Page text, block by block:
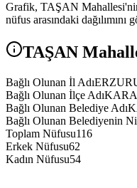
Grafik, TAŞAN
nüfus arasındaki dağılımını
TAŞAN
Bağlı Olunan İl Adı
Bağlı Olunan İlçe Adı
Bağlı Olunan Belediye Adı
Bağlı Olunan Belediyenin
Toplam Nüfusu116
Erkek Nüfusu62
Kadın Nüfusu54